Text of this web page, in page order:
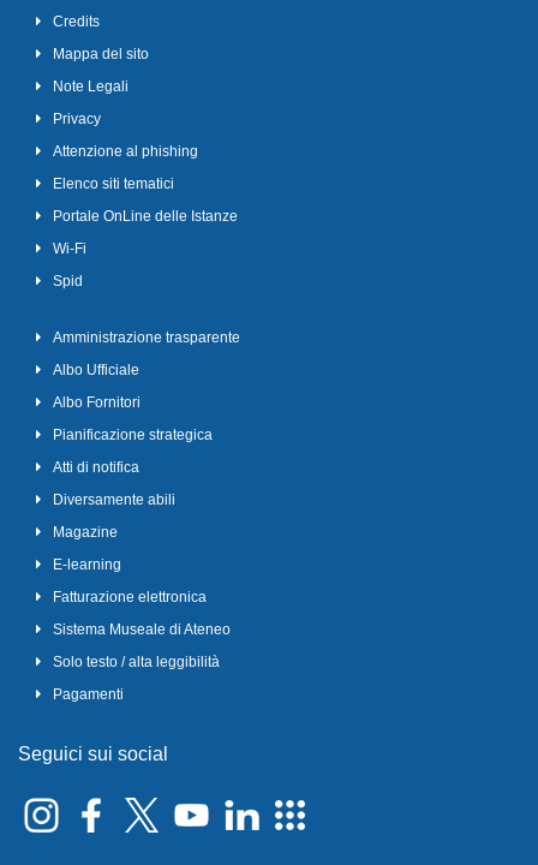
Credits
Mappa del sito
Note Legali
Privacy
Attenzione al phishing
Elenco siti tematici
Portale OnLine delle Istanze
Wi-Fi
Spid
Amministrazione trasparente
Albo Ufficiale
Albo Fornitori
Pianificazione strategica
Atti di notifica
Diversamente abili
Magazine
E-learning
Fatturazione elettronica
Sistema Museale di Ateneo
Solo testo / alta leggibilità
Pagamenti
Seguici sui social